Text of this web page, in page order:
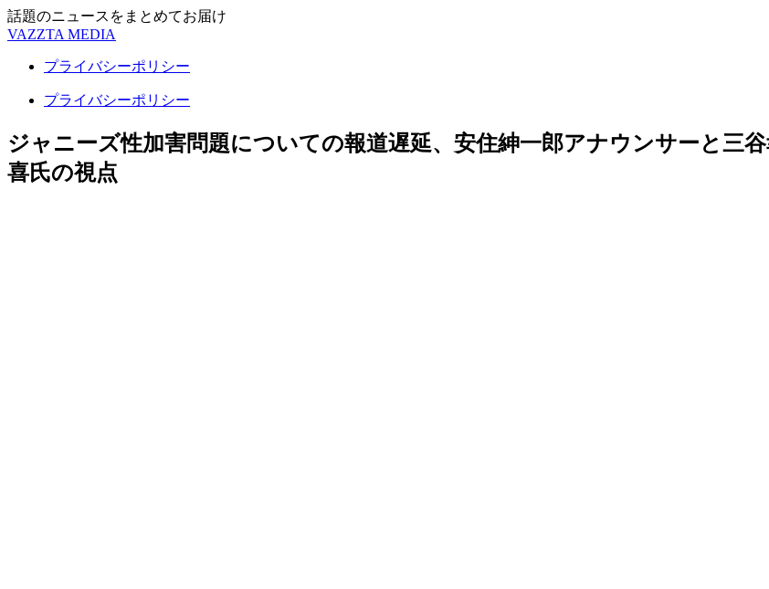
話題のニュースをまとめてお届け
VAZZTA MEDIA
プライバシーポリシー
プライバシーポリシー
ジャニーズ性加害問題についての報道遅延、安住紳一郎アナウンサーと三
喜氏の視点